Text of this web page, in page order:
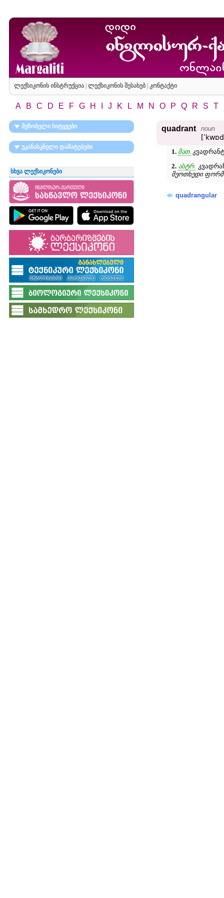
ლექსიკონის ინსტრუქცია| ლექსიკონის შესახებ| კონტაქტი
A B C D E F G H J K L M N O P Q R S T
მეზობელი სიტყვები
უკანასკნელი დამატებები
სხვა ლექსიკონები
quadrant noun
1. მათ.
2. ასტრ.
მეოთხედი
quadrangular